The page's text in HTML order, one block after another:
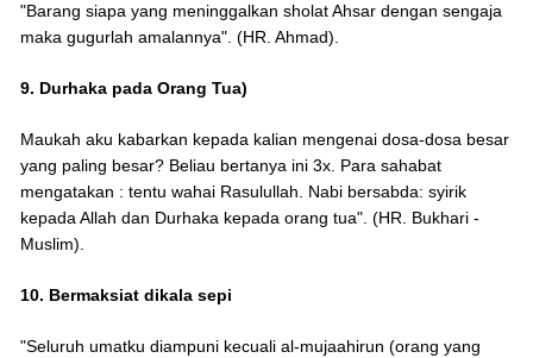
"Barang siapa yang meninggalkan sholat Ahsar dengan sengaja
maka gugurlah amalannya". (HR. Ahmad).
9. Durhaka pada Orang Tua)
Maukah aku kabarkan kepada kalian mengenai dosa-dosa besar
yang paling besar? Beliau bertanya ini 3x. Para sahabat
mengatakan : tentu wahai Rasulullah. Nabi bersabda: syirik
kepada Allah dan Durhaka kepada orang tua". (HR. Bukhari -
Muslim).
10. Bermaksiat dikala sepi
"Seluruh umatku diampuni kecuali al-mujaahirun (orang yang